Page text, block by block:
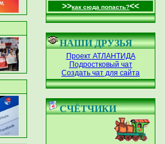
>>как сюда попасть?<<
НАШИ ДРУЗЬЯ
Проект АТЛАНТИДА
Подростковый чат
Создать чат для сайта
СЧЁТЧИКИ
-